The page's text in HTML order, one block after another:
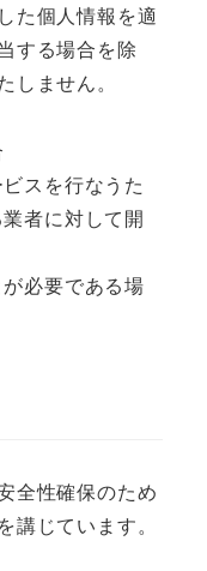
た個人情報を適
する場合を除
しません。
スを行なうた
者に対して開
必要である場
全性確保のため
じています。